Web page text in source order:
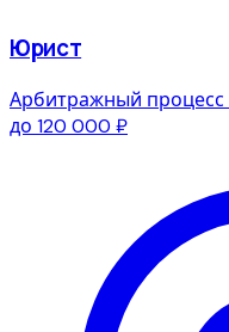
Юрист
Арбитражный процесс
до 120 000 ₽